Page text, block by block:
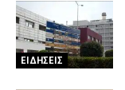
ΕΙΔΗΣΕΙΣ